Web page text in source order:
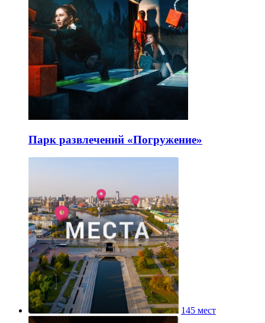
Парк развлечений «Погружение»
145 мест